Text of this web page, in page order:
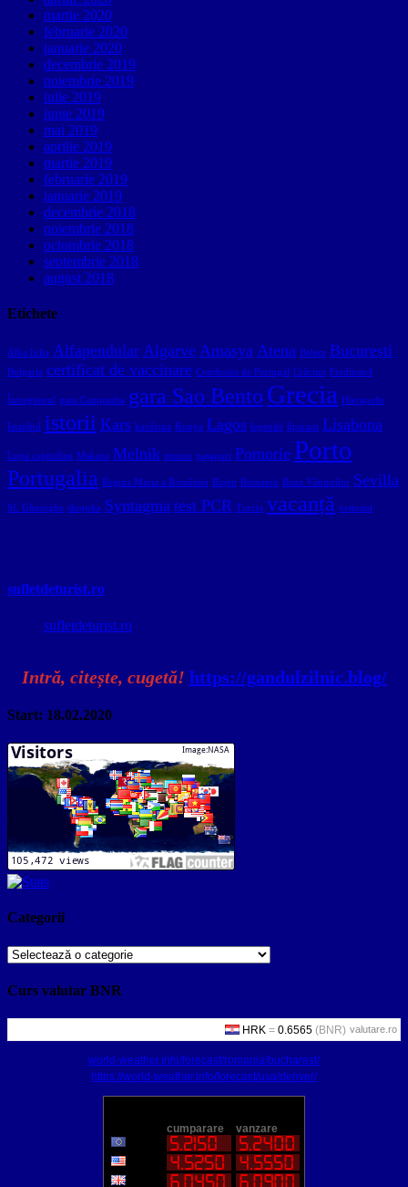
martie 2020
februarie 2020
ianuarie 2020
decembrie 2019
noiembrie 2019
iulie 2019
iunie 2019
mai 2019
aprilie 2019
martie 2019
februarie 2019
ianuarie 2019
decembrie 2018
noiembrie 2018
octombrie 2018
septembrie 2018
august 2018
Etichete
Alba Iulia Alfapendular Algarve Amasya Atena Belem București
Bulgaria certificat de vaccinare Comboios de Portugal Crăciun Ferdinand
Întregitorul gara Campanha gara Sao Bento Grecia Hierapolis
Istanbul istorii Kars kavârma Konya Lagos legende lipscani Lisabona
Lupa capitolina Makaza Melnik muzeu pașaport Pomorie Porto
Portugalia Regina Maria a României Rojen Romaero Roza Vânturilor Sevilla
Sf. Gheorghe shopska Syntagma test PCR Turcia vacanță veterani
sufletdeturist.ro
sufletdeturist.ro
Intră, citește, cugetă! https://gandulzilnic.blog/
Start: 18.02.2020
Categorii
Categorii
Curs valutar BNR
valutare.ro
world-weather.info/forecast/romania/bucharest/
https://world-weather.info/forecast/usa/denver/